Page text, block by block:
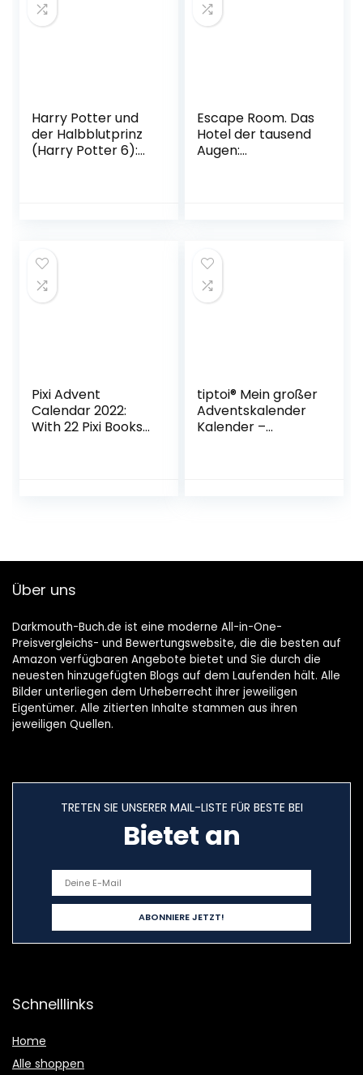
Harry Potter und
der Halbblutprinz
(Harry Potter 6):
2006, Kategorie
internationaler
Roman
Escape Room. Das
Hotel der tausend
Augen:
für Erwachsene
von Eva Eich
Gebundene
Pixi Advent
Calendar 2022:
With 22 Pixi Books
tiptoi® Mein großer
Adventskalender
Kalender –
Über uns
Darkmouth-Buch.de ist eine moderne All-in-One-
Preisvergleichs- und Bewertungswebsite, die die besten auf
Amazon verfügbaren Angebote bietet und Sie durch die
neuesten hinzugefügten Blogs auf dem Laufenden hält. Alle
Bilder unterliegen dem Urheberrecht ihrer jeweiligen
Eigentümer. Alle zitierten Inhalte stammen aus ihren
jeweiligen Quellen.
TRETEN SIE UNSERER MAIL-LISTE FÜR BESTE BEI
Bietet an
Schnelllinks
Home
Alle shoppen